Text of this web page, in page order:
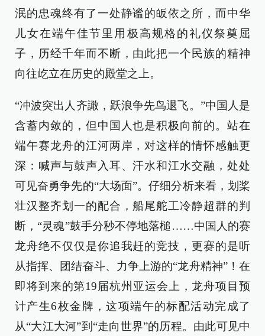
泯的忠魂终有了一处静谧的皈依之所，而中华
儿女在端午佳节里用极高规格的礼仪祭奠屈
子，历经千年而不断，由此把一个民族的精神
向往屹立在历史的殿堂之上。
“冲波突出人齐譀，跃浪争先鸟退飞。”中国人是
含蓄内敛的，但中国人也是积极向前的。站在
端午赛龙舟的江河两岸，对这样的情怀感触更
深：喊声与鼓声入耳、汗水和江水交融，处处
可见奋勇争先的“大场面”。仔细分析来看，划桨
壮汉整齐划一的配合，船尾舵工冷静超群的判
断，“灵魂”鼓手分秒不停地落槌……中国人的赛
龙舟绝不仅仅是你追我赶的竞技，更赛的是听
从指挥、团结奋斗、力争上游的“龙舟精神”！在
即将到来的第19届杭州亚运会上，龙舟项目预
计产生6枚金牌，这项端午的标配活动完成了
从“大江大河”到“走向世界”的历程。由此可见中